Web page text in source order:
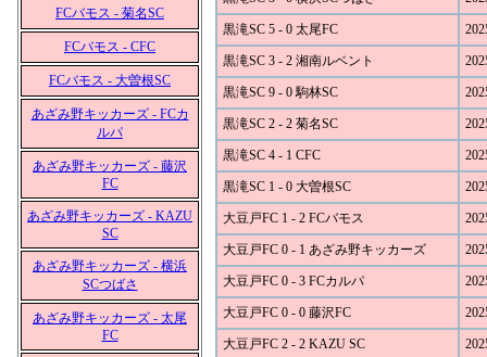
FCバモス - 菊名SC
FCバモス - CFC
FCバモス - 大曽根SC
あざみ野キッカーズ - FCカ
ルパ
あざみ野キッカーズ - 藤沢
FC
あざみ野キッカーズ - KAZU
SC
あざみ野キッカーズ - 横浜
SCつばさ
あざみ野キッカーズ - 太尾
FC
黒滝SC 5 - 0 太尾FC
黒滝SC 3 - 2 湘南ルベント
黒滝SC 9 - 0 駒林SC
黒滝SC 2 - 2 菊名SC
黒滝SC 4 - 1 CFC
黒滝SC 1 - 0 大曽根SC
大豆戸FC 1 - 2 FCバモス
大豆戸FC 0 - 1 あざみ野キッカーズ
大豆戸FC 0 - 3 FCカルパ
大豆戸FC 0 - 0 藤沢FC
大豆戸FC 2 - 2 KAZU SC